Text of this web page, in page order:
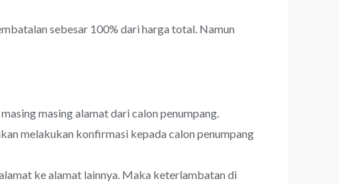
sebesar 100% dari harga total. Namun
masing alamat dari calon penumpang.
melakukan konfirmasi kepada calon penumpang
ke alamat lainnya. Maka keterlambatan di